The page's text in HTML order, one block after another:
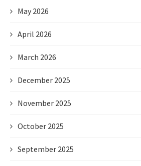
May 2026
April 2026
March 2026
December 2025
November 2025
October 2025
September 2025